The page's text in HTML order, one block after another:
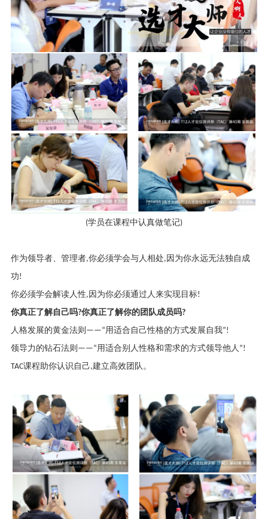
(学员在课程中认真做笔记)
作为领导者、管理者,你必须学会与人相处, 因为你永远无法独自成
功!
你必须学会解读人性, 因为你必须通过人来实现目标!
你真正了解自己吗?你真正了解你的团队成员吗?
人格发展的黄金法则 ——“用适合自己性格的方式发展自我”!
领导力的钻石法则 ——“用适合别人性格和需求的方式领导他人”!
TAC课程助你认识自己,建立高效团队。